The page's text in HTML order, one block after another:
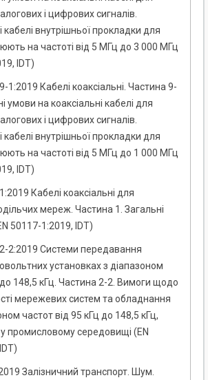
і цифрових сигналів.
кабелі внутрішньої прокладки для
на частоті від 5 МГц до 3 000 МГц
IDT)
Кабелі коаксіальні. Частина 9-
умови на коаксіальні кабелі для
і цифрових сигналів.
кабелі внутрішньої прокладки для
на частоті від 5 МГц до 1 000 МГц
IDT)
Кабелі коаксіальні для
мереж. Частина 1. Загальні
50117-1:2019, IDT)
2:2019 Системи передавання
установках з діапазоном
до 148,5 кГц. Частина 2-2. Вимоги щодо
мережевих систем та обладнання
частот від 95 кГц до 148,5 кГц,
промисловому середовищі (EN
Залізничний транспорт. Шум.